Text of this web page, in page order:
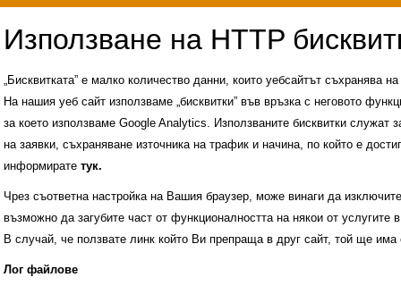
„Бисквитката” е малко количество данни, които уебсайтът съхранява
На нашия уеб сайт използваме „бисквитки” във връзка с неговото
за което използваме Google Analytics. Използваните бисквитки служат
на заявки, съхраняване източника на трафик и начина, по който е
информирате тук.
Чрез съответна настройка на Вашия браузер, може винаги да
възможно да загубите част от функционалността на някои от услугите
В случай, че ползвате линк който Ви препраща в друг сайт, той ще има
Лог файлове